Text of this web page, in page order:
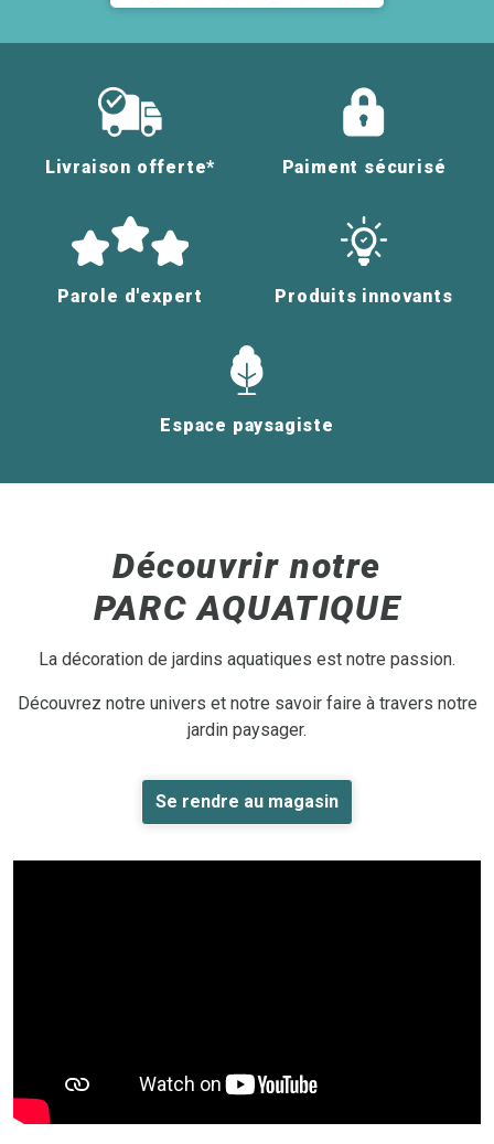
Livraison offerte* Paiment sécurisé
Parole d'expert Produits innovants
Espace paysagiste
Découvrir notre
PARC AQUATIQUE
La décoration de jardins aquatiques est notre passion.
Découvrez notre univers et notre savoir faire à travers notre
jardin paysager.
Se rendre au magasin